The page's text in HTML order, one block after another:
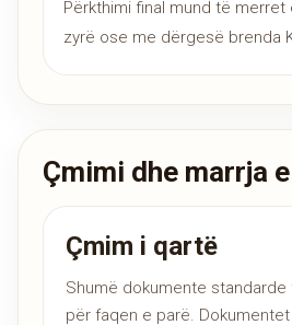
Përkthimi final mund të merret
zyrë ose me dërgesë brenda
Çmimi dhe marrja
Çmim i qartë
Shumë dokumente standarde
për faqen e parë.